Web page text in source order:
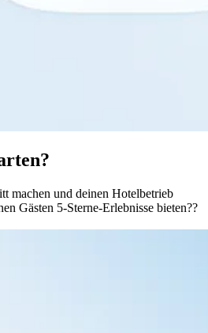
machen und deinen Hotelbetrieb
Gästen 5-Sterne-Erlebnisse bieten??